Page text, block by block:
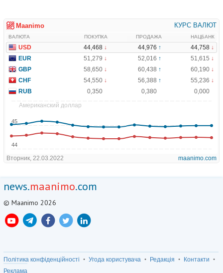
news.maanimo.com
© Maanimo 2026
Політика конфіденційності Угода користувача Редакція
Контакти
Реклама